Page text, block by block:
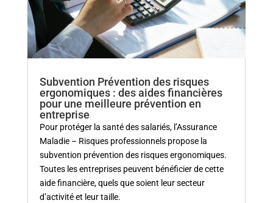
Subvention Prévention des risques
ergonomiques : des aides financières
pour une meilleure prévention en
entreprise
Pour protéger la santé des salariés, l’Assurance
Maladie – Risques professionnels propose la
subvention prévention des risques ergonomiques.
Toutes les entreprises peuvent bénéficier de cette
aide financière, quels que soient leur secteur
d’activité et leur taille.